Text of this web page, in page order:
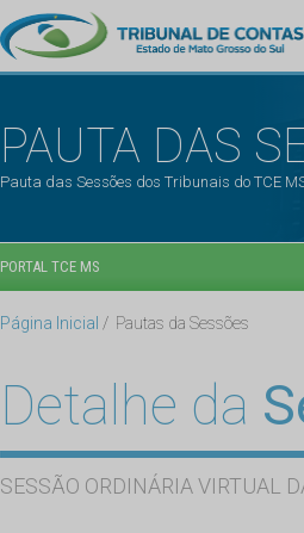
PAUTA DAS
Pauta das Sessões dos Tribunais do TCE
PORTAL TCE MS
Página Inicial Pautas da Sessões
Detalhe da
SESSÃO ORDINÁRIA VIRTUAL